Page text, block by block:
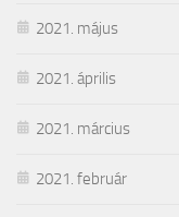
2021. május
2021. április
2021. március
2021. február